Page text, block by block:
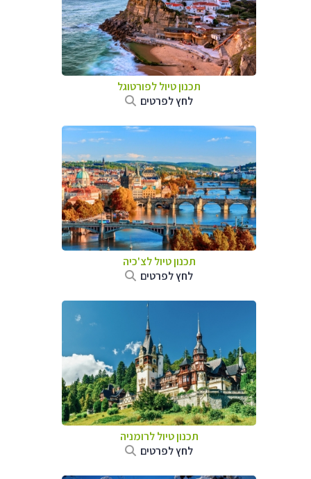
תכנון טיול לפורטוגל
לחץ לפרטים
תכנון טיול לצ'כיה
לחץ לפרטים
תכנון טיול לרומניה
לחץ לפרטים